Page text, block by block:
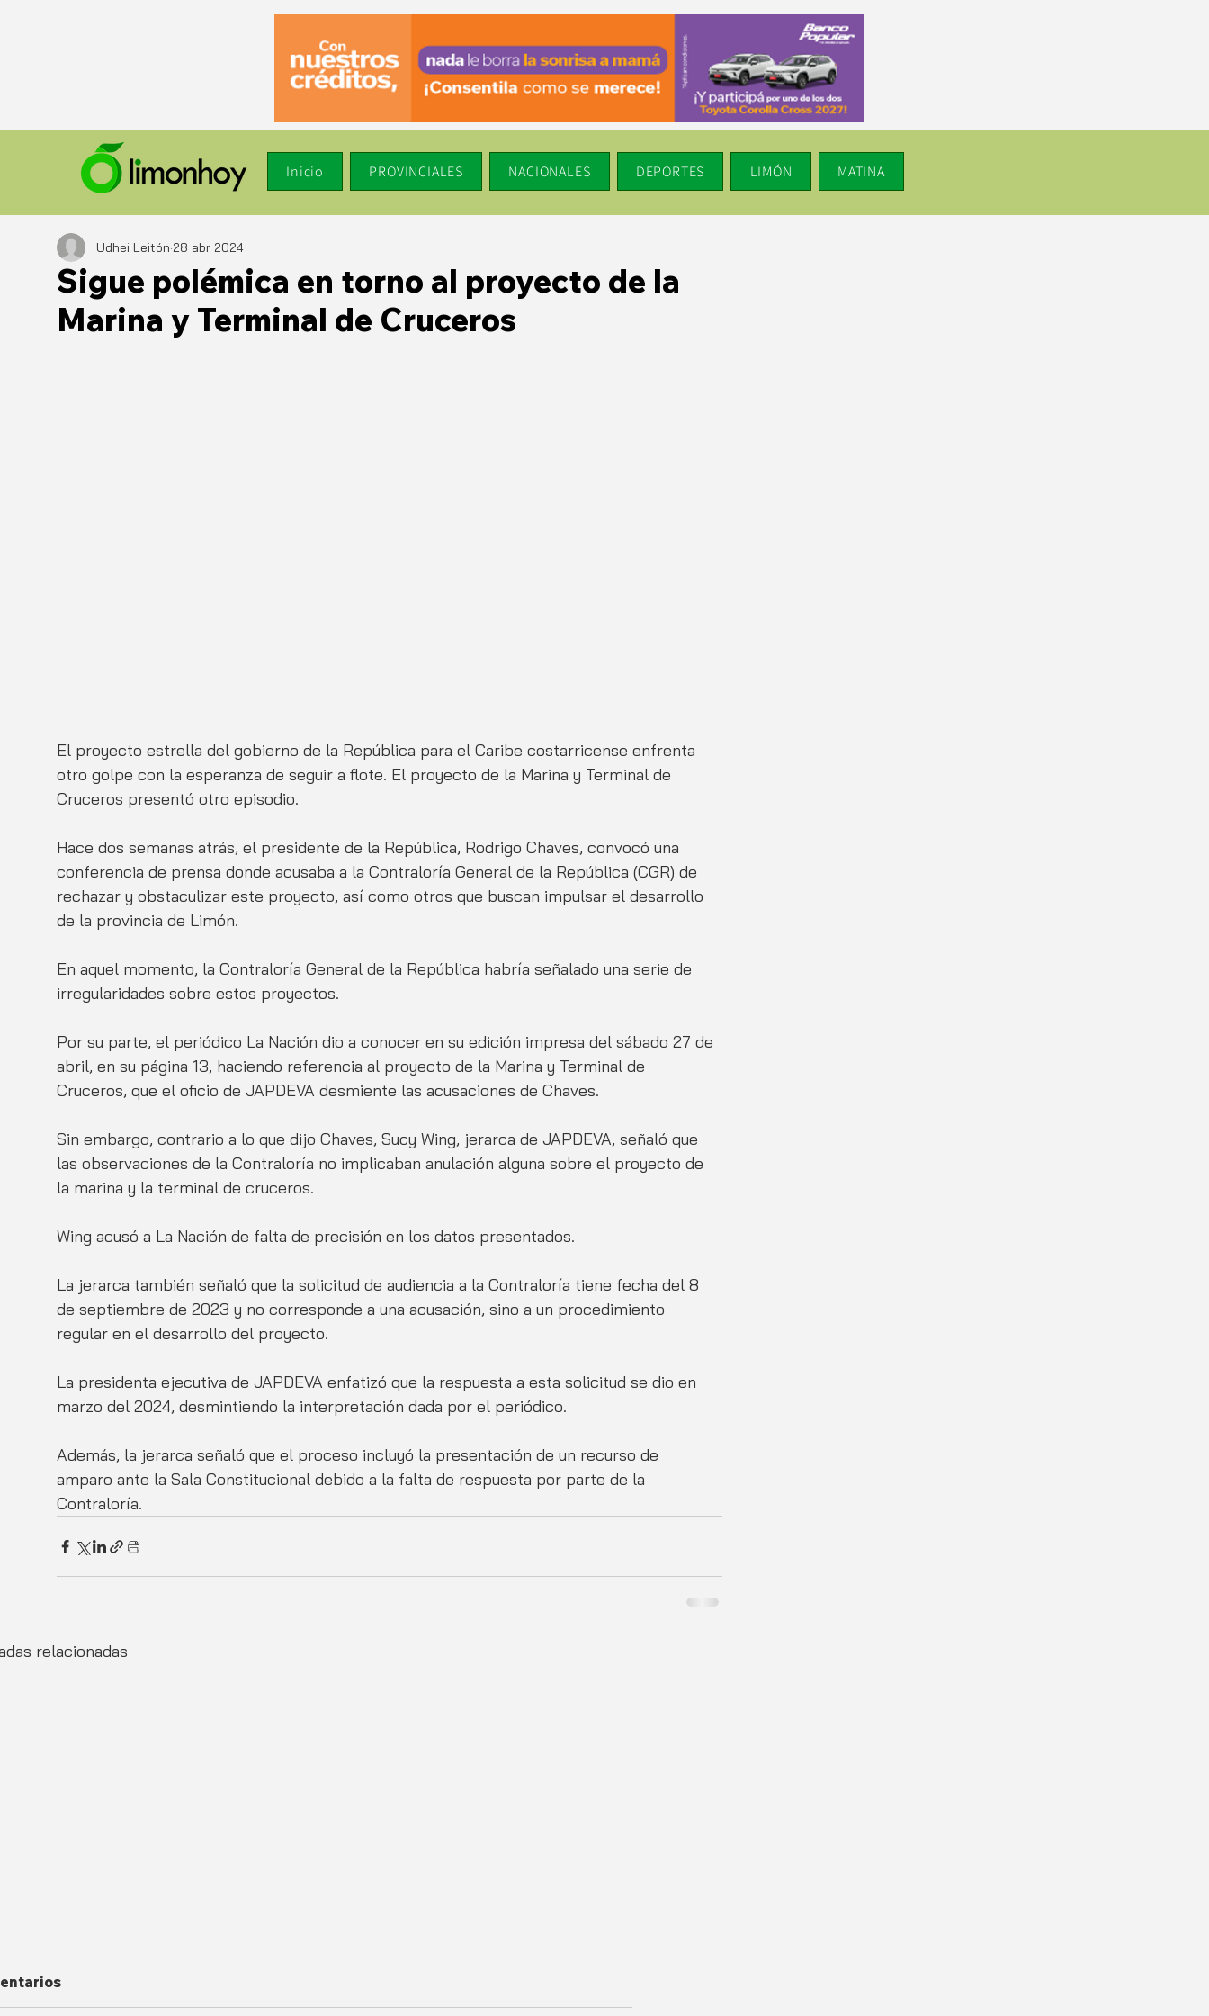
Inicio PROVINCIALES NACIONALES DEPORTES LIMÓN MATINA
Sigue polémica en torno al proyecto de la
Marina y Terminal de Cruceros
Udhei Leitón 28 abr 2024
El proyecto estrella del gobierno de la República para el Caribe costarricense enfrenta
otro golpe con la esperanza de seguir a flote. El proyecto de la Marina y Terminal de
Cruceros presentó otro episodio.
Hace dos semanas atrás, el presidente de la República, Rodrigo Chaves, convocó una
conferencia de prensa donde acusaba a la Contraloría General de la República (CGR) de
rechazar y obstaculizar este proyecto, así como otros que buscan impulsar el desarrollo
de la provincia de Limón.
En aquel momento, la Contraloría General de la República habría señalado una serie de
irregularidades sobre estos proyectos.
Por su parte, el periódico La Nación dio a conocer en su edición impresa del sábado 27 de
abril, en su página 13, haciendo referencia al proyecto de la Marina y Terminal de
Cruceros, que el oficio de JAPDEVA desmiente las acusaciones de Chaves.
Sin embargo, contrario a lo que dijo Chaves, Sucy Wing, jerarca de JAPDEVA, señaló que
las observaciones de la Contraloría no implicaban anulación alguna sobre el proyecto de
la marina y la terminal de cruceros.
Wing acusó a La Nación de falta de precisión en los datos presentados.
La jerarca también señaló que la solicitud de audiencia a la Contraloría tiene fecha del 8
de septiembre de 2023 y no corresponde a una acusación, sino a un procedimiento
regular en el desarrollo del proyecto.
La presidenta ejecutiva de JAPDEVA enfatizó que la respuesta a esta solicitud se dio en
marzo del 2024, desmintiendo la interpretación dada por el periódico.
Además, la jerarca señaló que el proceso incluyó la presentación de un recurso de
amparo ante la Sala Constitucional debido a la falta de respuesta por parte de la
Contraloría.
relacionadas